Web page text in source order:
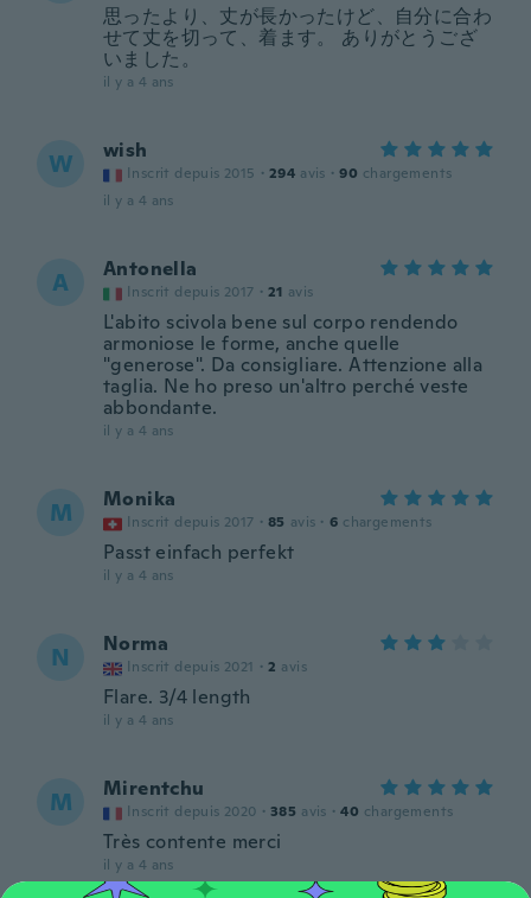
思ったより、丈が長かったけど、自分に合わ
せて丈を切って、着ます。 ありがとうござ
いました。
il y a 4 ans
W wish
Inscrit depuis 2015 · 294 avis · 90 chargements
il y a 4 ans
A Antonella
Inscrit depuis 2017 · 21 avis
L'abito scivola bene sul corpo rendendo
armoniose le forme, anche quelle
"generose". Da consigliare. Attenzione alla
taglia. Ne ho preso un'altro perché veste
abbondante.
il y a 4 ans
M Monika
Inscrit depuis 2017 · 85 avis · 6 chargements
Passt einfach perfekt
il y a 4 ans
N Norma
Inscrit depuis 2021 · 2 avis
Flare. 3/4 length
il y a 4 ans
M Mirentchu
Inscrit depuis 2020 · 385 avis · 40 chargements
Très contente merci
il y a 4 ans